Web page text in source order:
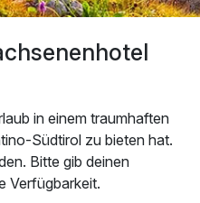
in einem traumhaften
Südtirol zu bieten hat.
Bitte gib deinen
Verfügbarkeit.